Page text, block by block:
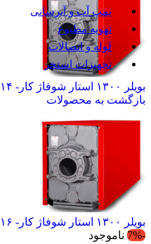
پمپ آب و آبرسانی
تهویه مطبوع
لوله و اتصالات
تجهیزات استخر
بویلر ۱۳۰۰ استار شوفاژ کار- ۱۴ پره
بازگشت به محصولات
بویلر ۱۳۰۰ استار شوفاژ کار- ۱۶ پره
-7%
ناموجود